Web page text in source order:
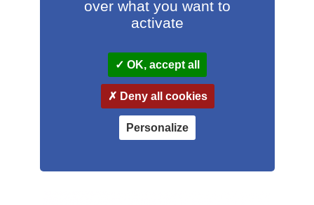
Étiquette Radiologie « Gauche »
47,25€
Ajouter au panier
over what you want to
activate
OK, accept all
Deny all cookies
Personalize